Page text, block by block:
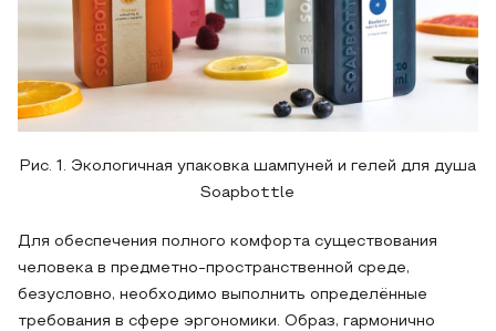
Рис. 1. Экологичная упаковка шампуней и гелей для душа
Soapbottle
Для обеспечения полного комфорта существования
человека в предметно-пространственной среде,
безусловно, необходимо выполнить определённые
требования в сфере эргономики. Образ, гармонично